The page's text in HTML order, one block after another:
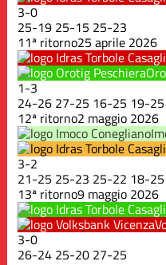
3-0
25-19 25-15 25-23
11ª ritorno25 aprile 2026
1-3
24-26 27-25 16-25 19-25
12ª ritorno2 maggio 2026
3-2
21-25 25-23 25-22 18-25
13ª ritorno9 maggio 2026
3-0
26-24 25-20 27-25